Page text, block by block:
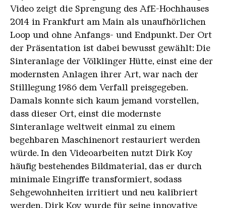
Video zeigt die Sprengung des AfE-Hochhauses
2014 in Frankfurt am Main als unaufhörlichen
Loop und ohne Anfangs- und Endpunkt. Der Ort
der Präsentation ist dabei bewusst gewählt: Die
Sinteranlage der Völklinger Hütte, einst eine der
modernsten Anlagen ihrer Art, war nach der
Stilllegung 1986 dem Verfall preisgegeben.
Damals konnte sich kaum jemand vorstellen,
dass dieser Ort, einst die modernste
Sinteranlage weltweit einmal zu einem
begehbaren Maschinenort restauriert werden
würde. In den Videoarbeiten nutzt Dirk Koy
häufig bestehendes Bildmaterial, das er durch
minimale Eingriffe transformiert, sodass
Sehgewohnheiten irritiert und neu kalibriert
werden. Dirk Koy wurde für seine innovative